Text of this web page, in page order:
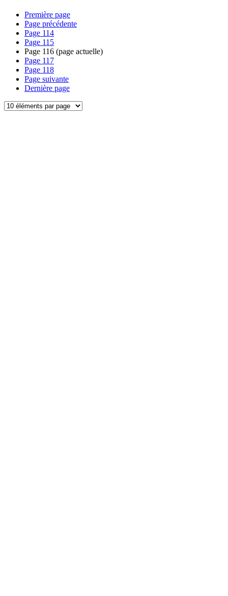
Première page
Page précédente
Page 114
Page 115
Page 116 (page actuelle)
Page 117
Page 118
Page suivante
Dernière page